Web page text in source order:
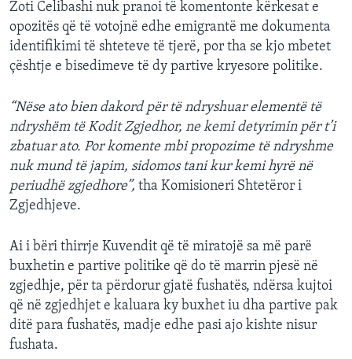
Zoti Celibashi nuk pranoi të komentonte kërkesat e
opozitës që të votojnë edhe emigrantë me dokumenta
identifikimi të shteteve të tjerë, por tha se kjo mbetet
çështje e bisedimeve të dy partive kryesore politike.
“Nëse ato bien dakord për të ndryshuar elementë të
ndryshëm të Kodit Zgjedhor, ne kemi detyrimin për t’i
zbatuar ato. Por komente mbi propozime të ndryshme
nuk mund të japim, sidomos tani kur kemi hyrë në
periudhë zgjedhore”, tha Komisioneri Shtetëror i
Zgjedhjeve.
Ai i bëri thirrje Kuvendit që të miratojë sa më parë
buxhetin e partive politike që do të marrin pjesë në
zgjedhje, për ta përdorur gjatë fushatës, ndërsa kujtoi
që në zgjedhjet e kaluara ky buxhet iu dha partive pak
ditë para fushatës, madje edhe pasi ajo kishte nisur
fushata.